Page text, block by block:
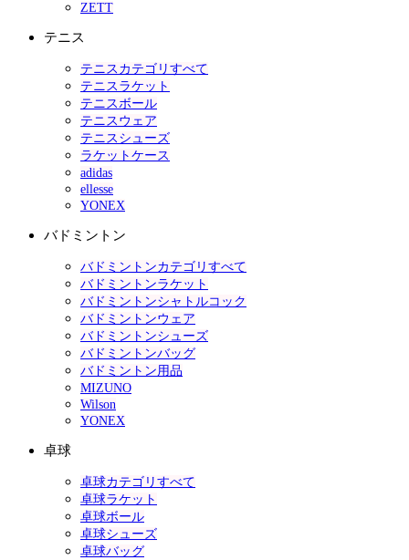
ZETT
テニス
テニスカテゴリすべて
テニスラケット
テニスボール
テニスウェア
テニスシューズ
ラケットケース
adidas
ellesse
YONEX
バドミントン
バドミントンカテゴリすべて
バドミントンラケット
バドミントンシャトルコック
バドミントンウェア
バドミントンシューズ
バドミントンバッグ
バドミントン用品
MIZUNO
Wilson
YONEX
卓球
卓球カテゴリすべて
卓球ラケット
卓球ボール
卓球シューズ
卓球バッグ